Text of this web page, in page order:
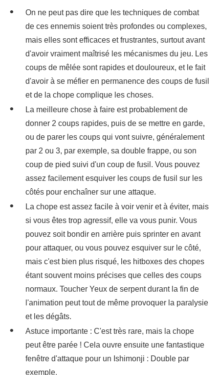
On ne peut pas dire que les techniques de combat
de ces ennemis soient très profondes ou complexes,
mais elles sont efficaces et frustrantes, surtout avant
d'avoir vraiment maîtrisé les mécanismes du jeu. Les
coups de mêlée sont rapides et douloureux, et le fait
d'avoir à se méfier en permanence des coups de fusil
et de la chope complique les choses.
La meilleure chose à faire est probablement de
donner 2 coups rapides, puis de se mettre en garde,
ou de parer les coups qui vont suivre, généralement
par 2 ou 3, par exemple, sa double frappe, ou son
coup de pied suivi d'un coup de fusil. Vous pouvez
assez facilement esquiver les coups de fusil sur les
côtés pour enchaîner sur une attaque.
La chope est assez facile à voir venir et à éviter, mais
si vous êtes trop agressif, elle va vous punir. Vous
pouvez soit bondir en arrière puis sprinter en avant
pour attaquer, ou vous pouvez esquiver sur le côté,
mais c'est bien plus risqué, les hitboxes des chopes
étant souvent moins précises que celles des coups
normaux. Toucher Yeux de serpent durant la fin de
l'animation peut tout de même provoquer la paralysie
et les dégâts.
Astuce importante : C'est très rare, mais la chope
peut être parée ! Cela ouvre ensuite une fantastique
fenêtre d'attaque pour un Ishimonji : Double par
exemple.